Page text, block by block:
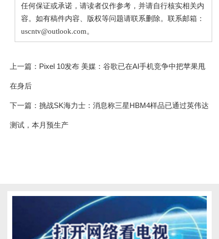
任何保证或承诺，请读者仅作参考，并请自行核实相关内
容。如有稿件内容、版权等问题请联系删除。联系邮箱：
uscntv@outlook.com。
上一篇： Pixel 10发布 美媒：谷歌已在AI手机竞争中把苹果甩
在身后
下一篇： 挑战SK海力士：消息称三星HBM4样品已通过英伟达
测试，本月预生产